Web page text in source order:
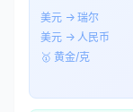
美元 → 瑞尔
美元 → 人民币
🥇 黄金/克